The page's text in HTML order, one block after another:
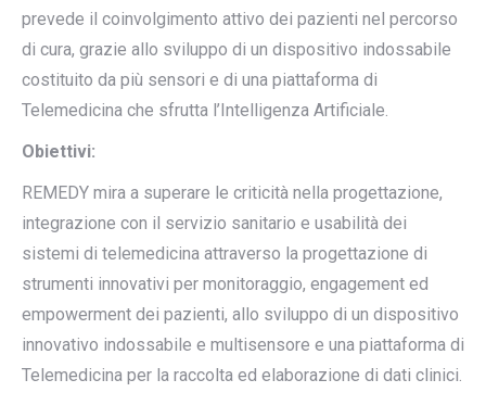
prevede il coinvolgimento attivo dei pazienti nel percorso
di cura, grazie allo sviluppo di un dispositivo indossabile
costituito da più sensori e di una piattaforma di
Telemedicina che sfrutta l’Intelligenza Artificiale.
Obiettivi:
REMEDY mira a superare le criticità nella progettazione,
integrazione con il servizio sanitario e usabilità dei
sistemi di telemedicina attraverso la progettazione di
strumenti innovativi per monitoraggio, engagement ed
empowerment dei pazienti, allo sviluppo di un dispositivo
innovativo indossabile e multisensore e una piattaforma di
Telemedicina per la raccolta ed elaborazione di dati clinici.